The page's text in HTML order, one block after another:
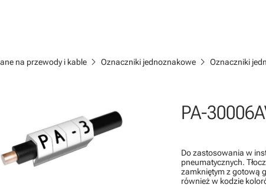
na przewody i kable chevron_right Oznaczniki jednoznakowe chevron_right Oznaczniki
PA-
Do zastosowania w
pneumatycznych.
zamkniętym z gotową
również w kodzie